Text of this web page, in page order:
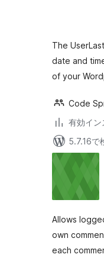
The
date and
of your
Code
有効イ
5.7.16で
Allows
own
each